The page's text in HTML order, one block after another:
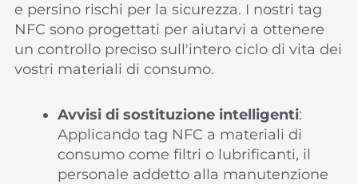
e persino rischi per la sicurezza. I nostri tag
NFC sono progettati per aiutarvi a ottenere
un controllo preciso sull'intero ciclo di vita dei
vostri materiali di consumo.
Avvisi di sostituzione intelligenti:
Applicando tag NFC a materiali di
consumo come filtri o lubrificanti, il
personale addetto alla manutenzione